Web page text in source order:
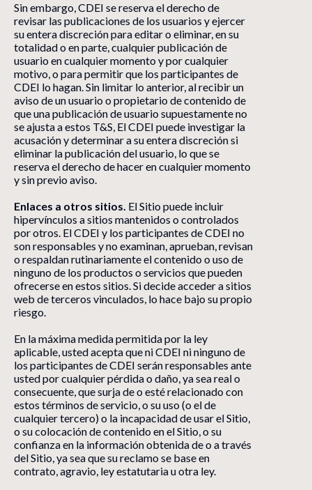
Sin embargo, CDEI se reserva el derecho de
revisar las publicaciones de los usuarios y ejercer
su entera discreción para editar o eliminar, en su
totalidad o en parte, cualquier publicación de
usuario en cualquier momento y por cualquier
motivo, o para permitir que los participantes de
CDEI lo hagan. Sin limitar lo anterior, al recibir un
aviso de un usuario o propietario de contenido de
que una publicación de usuario supuestamente no
se ajusta a estos T&S, El CDEI puede investigar la
acusación y determinar a su entera discreción si
eliminar la publicación del usuario, lo que se
reserva el derecho de hacer en cualquier momento
y sin previo aviso.
Enlaces a otros sitios. El Sitio puede incluir
hipervínculos a sitios mantenidos o controlados
por otros. El CDEI y los participantes de CDEI no
son responsables y no examinan, aprueban, revisan
o respaldan rutinariamente el contenido o uso de
ninguno de los productos o servicios que pueden
ofrecerse en estos sitios. Si decide acceder a sitios
web de terceros vinculados, lo hace bajo su propio
riesgo.
En la máxima medida permitida por la ley
aplicable, usted acepta que ni CDEI ni ninguno de
los participantes de CDEI serán responsables ante
usted por cualquier pérdida o daño, ya sea real o
consecuente, que surja de o esté relacionado con
estos términos de servicio, o su uso (o el de
cualquier tercero) o la incapacidad de usar el Sitio,
o su colocación de contenido en el Sitio, o su
confianza en la información obtenida de o a través
del Sitio, ya sea que su reclamo se base en
contrato, agravio, ley estatutaria u otra ley.